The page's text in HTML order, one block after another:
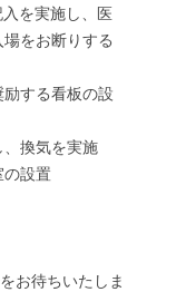
を実施し、医
をお断りする
する看板の設
換気を実施
の設置
お待ちいたしま